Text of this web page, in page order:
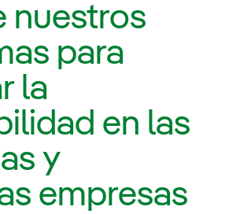
nuestros
para
la
en las
y
empresas